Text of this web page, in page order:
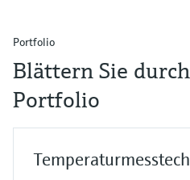
Portfolio
Blättern Sie
Portfolio